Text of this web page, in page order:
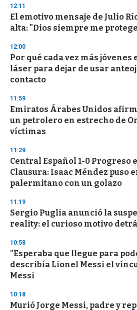
s
e
c
o
d
s
12:11
El emotivo mensaje de Julio
alta: "Dios siempre me
12:00
Por qué cada vez más
láser para dejar de usar
contacto
11:59
Emiratos Árabes Unidos
un petrolero en estrecho de
víctimas
11:29
Central Español 1-0 Progreso
Clausura: Isaac Méndez puso
palermitano con un golazo
11:19
Sergio Puglia anunció la
reality: el curioso motivo
10:58
"Esperaba que llegue para
describía Lionel Messi el
Messi
10:18
Murió Jorge Messi, padre y